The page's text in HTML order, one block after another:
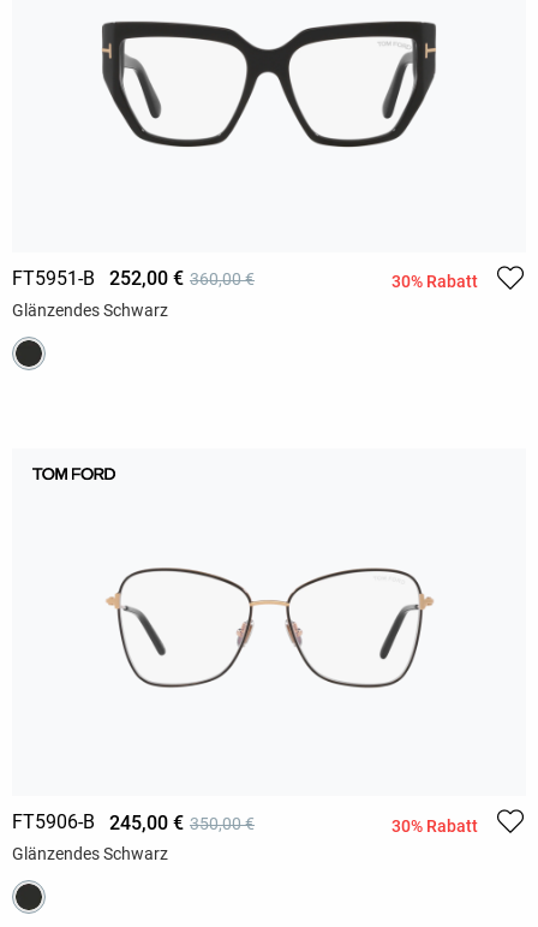
FT5951-B 252,00 € 360,00 €
30% Rabatt
Glänzendes Schwarz
FT5906-B 245,00 € 350,00 €
30% Rabatt
Glänzendes Schwarz